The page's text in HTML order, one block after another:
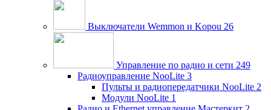
Выключатели Wemmon и Kopou 26
Управление по радио и сети 249
Радиоуправление NooLite 3
Пульты и радиопередатчики NooLite 2
Модули NooLite 1